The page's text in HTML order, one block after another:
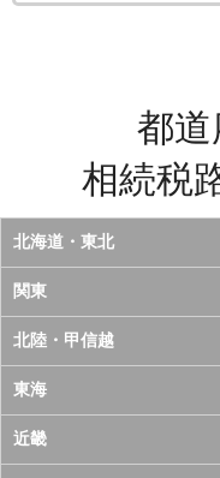
都
相続税
北海道・東北
北海道
青森県
岩手県
宮城県
関東
東京都
神奈川県
千葉県
北陸・甲信越
山梨県
長野県
東海
愛知県
近畿